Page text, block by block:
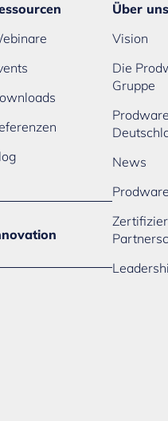
Über uns
Vision
Die
Gruppe
News